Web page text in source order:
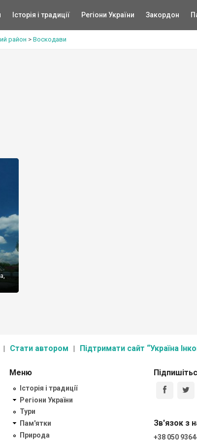
Історія і традиції Регіони України Закордон
район > Воскодави
Стати автором Підтримати сайт “Україна
Меню
Історія і традиції
Регіони України
Тури
Пам'ятки
Природа
Зв'язок з
+38 050